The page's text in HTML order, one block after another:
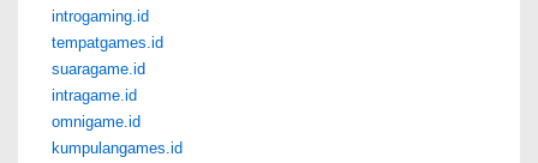
introgaming.id
tempatgames.id
suaragame.id
intragame.id
omnigame.id
kumpulangames.id